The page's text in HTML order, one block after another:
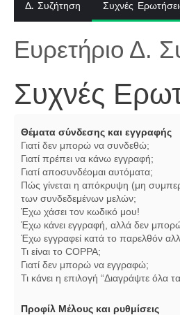
Δ. Συζήτηση Συχνές
Ευρετήριο Δ.
Συχνές
Θέματα σύνδεσης και εγγραφής
Γιατί δεν μπορώ να συνδεθώ;
Γιατί πρέπει να κάνω εγγραφή;
Γιατί αποσυνδέομαι αυτόματα;
Πώς γίνεται η απόκρυψη (μη
των συνδεδεμένων μελών;
Έχω χάσει τον κωδικό μου!
Έχω κάνει εγγραφή, αλλά δεν
Έχω εγγραφεί κατά το παρελθόν
Τι είναι το COPPA;
Γιατί δεν μπορώ να εγγραφώ;
Τι κάνει η επιλογή “Διαγράψτε όλα
Προφίλ Μέλους και ρυθμίσεις